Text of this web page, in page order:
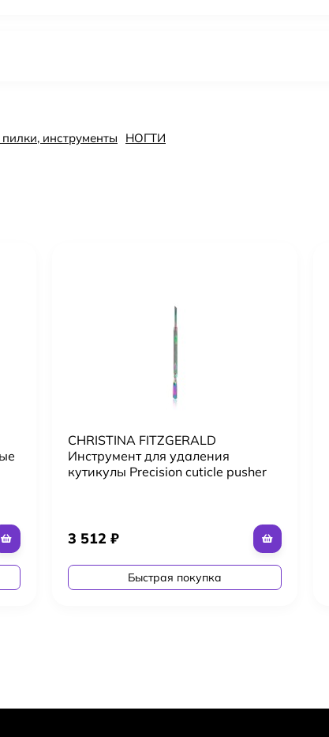
инструменты НОГТИ
CHRISTINA FITZGERALD
Инструмент для удаления
кутикулы Precision cuticle pusher
3 512 ₽
Быстрая покупка